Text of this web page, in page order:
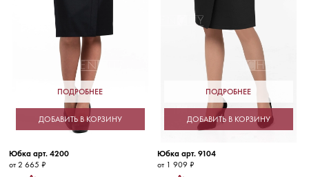
ПОДРОБНЕЕ
ДОБАВИТЬ В КОРЗИНУ
Юбка арт. 4200
от 2 665 ₽
ПОДРОБНЕЕ
ДОБАВИТЬ В КОРЗИНУ
Юбка арт. 9104
от 1 909 ₽